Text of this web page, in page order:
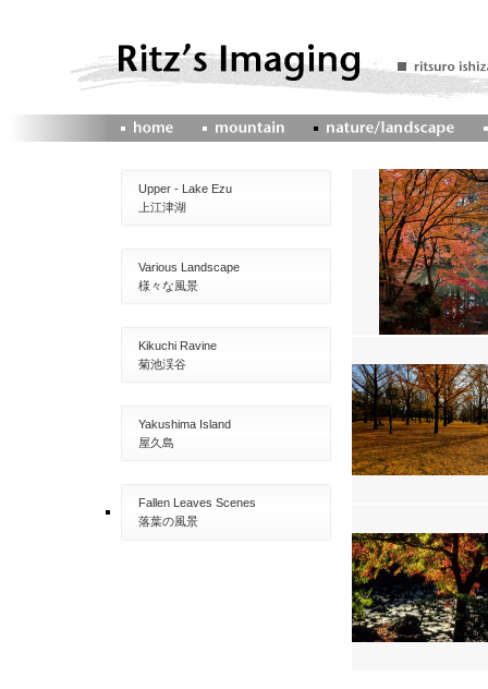
Upper - Lake Ezu
上江津湖
Various Landscape
様々な風景
Kikuchi Ravine
菊池渓谷
Yakushima Island
屋久島
Fallen Leaves Scenes
落葉の風景